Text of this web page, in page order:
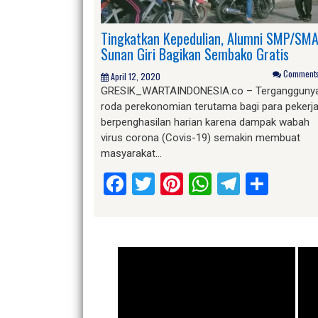
Tingkatkan Kepedulian, Alumni SMP/SMA
Sunan Giri Bagikan Sembako Gratis
April 12, 2020
GRESIK_WARTAINDONESIA.co –
roda perekonomian terutama bagi para pekerja
berpenghasilan harian karena dampak wabah
virus corona (Covis-19) semakin membuat
masyarakat…
Facebook
Twitter
Pinterest
WhatsApp
Telegram